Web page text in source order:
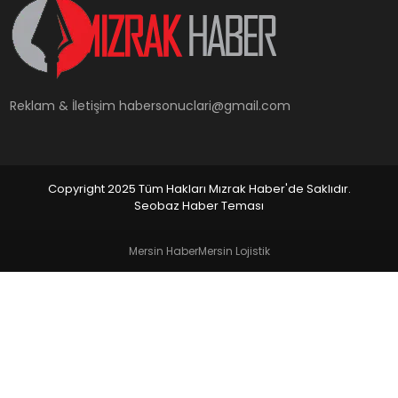
YAŞAM
Reklam & İletişimhabersonuclari@gmail.com
Copyright 2025 Tüm Hakları Mızrak Haber'de Saklıdır.
Seobaz Haber Teması
Mersin HaberMersin Lojistik